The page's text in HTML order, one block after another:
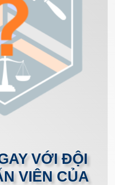
VỚI ĐỘI
VIÊN CỦA